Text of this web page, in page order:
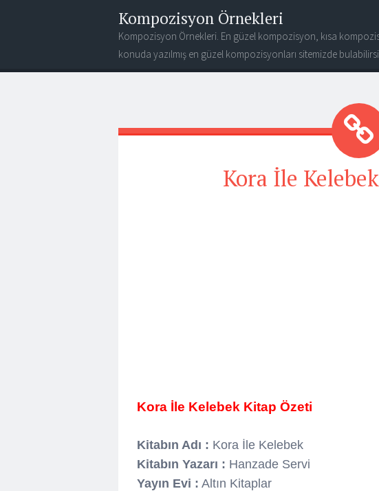
Kompozisyon Örnekleri
Kompozisyon Örnekleri. En güzel kompozisyon, kısa
konuda yazılmış en güzel kompozisyonları sitemizde
Kora İle
Kora İle Kelebek Kitap Özeti
Kitabın Adı : Kora İle Kelebek
Kitabın Yazarı : Hanzade Servi
Yayın Evi : Altın Kitaplar